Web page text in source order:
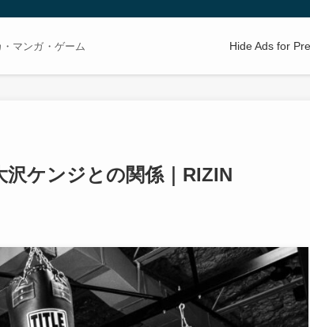
マンガ・ゲーム Hide Ads for
ケンジとの関係｜RIZIN